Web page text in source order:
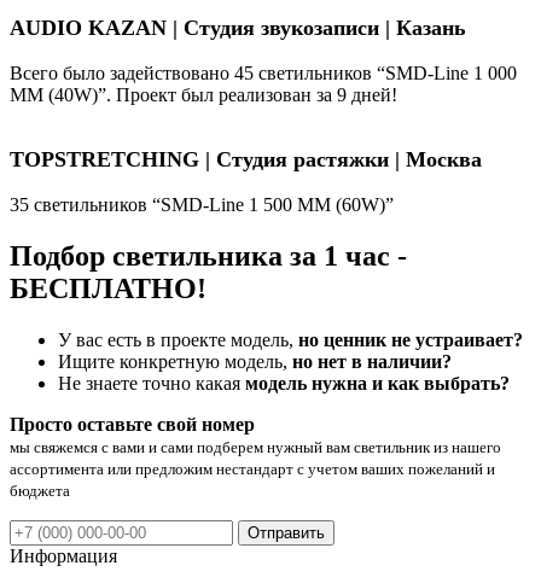
AUDIO KAZAN | Студия звукозаписи | Казань
Всего было задействовано 45 светильников “SMD-Line 1 000
ММ (40W)”. Проект был реализован за 9 дней!
TOPSTRETCHING | Студия растяжки | Москва
35 светильников “SMD-Line 1 500 ММ (60W)”
Подбор светильника за 1 час -
БЕСПЛАТНО!
У вас есть в проекте модель, но ценник не устраивает?
Ищите конкретную модель, но нет в наличии?
Не знаете точно какая модель нужна и как выбрать?
Просто оставьте свой номер
мы свяжемся с вами и сами подберем нужный вам светильник из нашего
ассортимента или предложим нестандарт с учетом ваших пожеланий и
бюджета
Отправить
Информация